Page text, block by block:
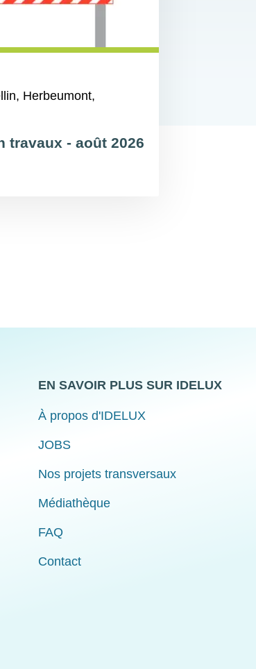
Herbeumont,
travaux - août 2026
EN SAVOIR PLUS SUR IDELUX
À propos d'IDELUX
JOBS
Nos projets transversaux
Médiathèque
FAQ
Contact